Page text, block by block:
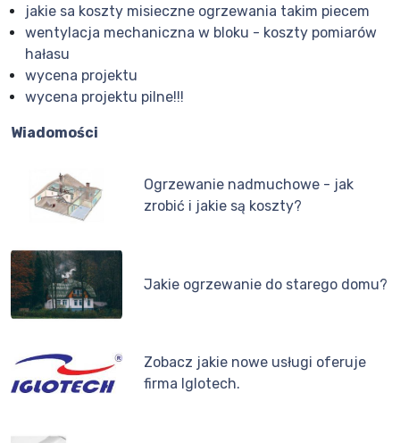
jakie sa koszty misieczne ogrzewania takim piecem
wentylacja mechaniczna w bloku - koszty pomiarów
hałasu
wycena projektu
wycena projektu pilne!!!
Wiadomości
Ogrzewanie nadmuchowe - jak
zrobić i jakie są koszty?
Jakie ogrzewanie do starego domu?
Zobacz jakie nowe usługi oferuje
firma Iglotech.